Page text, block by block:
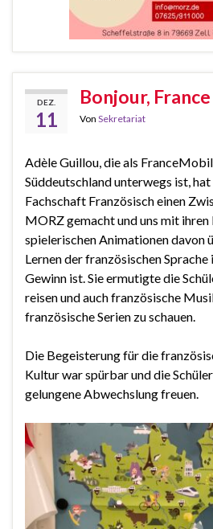
DEZ.
11
Bonjour,
Von Sekretariat
Adèle Guillou, die als
Süddeutschland unterwegs ist,
Fachschaft Französisch einen
MORZ gemacht und uns mit
spielerischen Animationen davon
Lernen der französischen
Gewinn ist. Sie ermutigte die
reisen und auch französische
französische Serien zu schauen.
Die Begeisterung für die
Kultur war spürbar und die
gelungene Abwechslung freuen.